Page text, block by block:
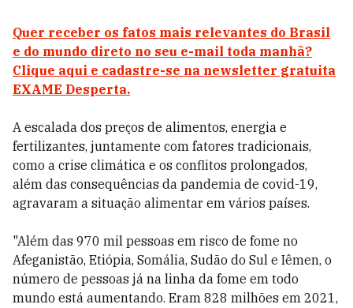
Quer receber os fatos mais relevantes do Brasil
e do mundo direto no seu e-mail toda manhã?
Clique aqui e cadastre-se na newsletter gratuita
EXAME Desperta.
A escalada dos preços de alimentos, energia e
fertilizantes, juntamente com fatores tradicionais,
como a crise climática e os conflitos prolongados,
além das consequências da pandemia de covid-19,
agravaram a situação alimentar em vários países.
"Além das 970 mil pessoas em risco de fome no
Afeganistão, Etiópia, Somália, Sudão do Sul e Iêmen, o
número de pessoas já na linha da fome em todo
mundo está aumentando. Eram 828 milhões em 2021,